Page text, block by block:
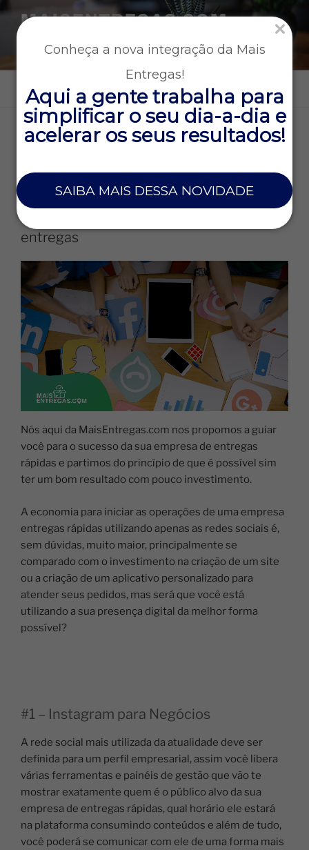
Conheça a nova integração da Mais
Entregas!
Aqui a gente trabalha para
simplificar o seu dia-a-dia e
acelerar os seus resultados!
SAIBA MAIS DESSA NOVIDADE
MAISENTREGAS.COM
rápidas
Menu
TAG:RELACIONAMENTO
23 DE ABRIL DE 2020
Como utilizar as redes sociais para
conquistar clientes na sua empresa de
entregas
Nós aqui da MaisEntregas.com nos propomos a guiar
você para o sucesso da sua empresa de entregas
rápidas e partimos do princípio de que é possível sim
ter um bom resultado com pouco investimento.
A economia para iniciar as operações de uma empresa
entregas rápidas utilizando apenas as redes sociais é,
sem dúvidas, muito maior, principalmente se
comparado com o investimento na criação de um site
ou a criação de um aplicativo personalizado para
atender seus pedidos, mas será que você está
utilizando a sua presença digital da melhor forma
possível?
#1 – Instagram para Negócios
A rede social mais utilizada da atualidade deve ser
definida para um perfil empresarial, assim você libera
várias ferramentas e painéis de gestão que vão te
mostrar exatamente quem é o público alvo da sua
empresa de entregas rápidas, qual horário ele estará
na plataforma consumindo conteúdos e além de tudo,
você poderá se comunicar com ele de uma forma mais